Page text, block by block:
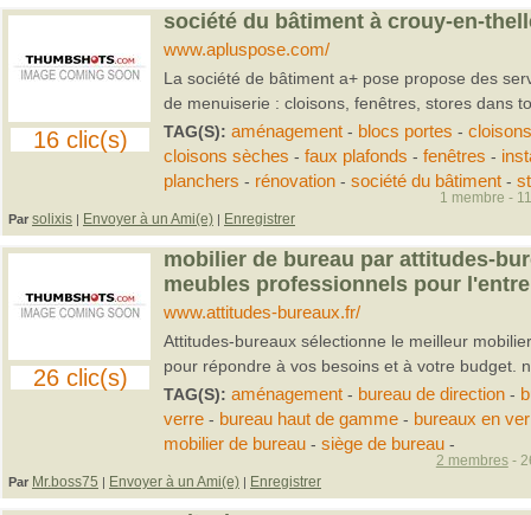
16 clic(s)
société du bâtiment à crouy-en-
www.apluspose.com/
La société de bâtiment a+ pose propose des
de menuiserie : cloisons, fenêtres, stores dans
TAG(S): aménagement- blocs portes - cloisons
cloisons sèches - faux plafonds - fenêtres -
planchers - rénovation- société du bâtiment-
Par solixis | Envoyer à un Ami(e) | Enregistrer
1 membre -
26 clic(s)
mobilier de bureau par attitudes-
meubles professionnels pour
www.attitudes-bureaux.fr/
Attitudes-bureaux sélectionne le meilleur
pour répondre à vos besoins et à votre budget.
TAG(S): aménagement- bureau de direction-
verre- bureau haut de gamme- bureaux en
mobilier de bureau- siège de bureau-
Par Mr.boss75 | Envoyer à un Ami(e) | Enregistrer
2 membres-